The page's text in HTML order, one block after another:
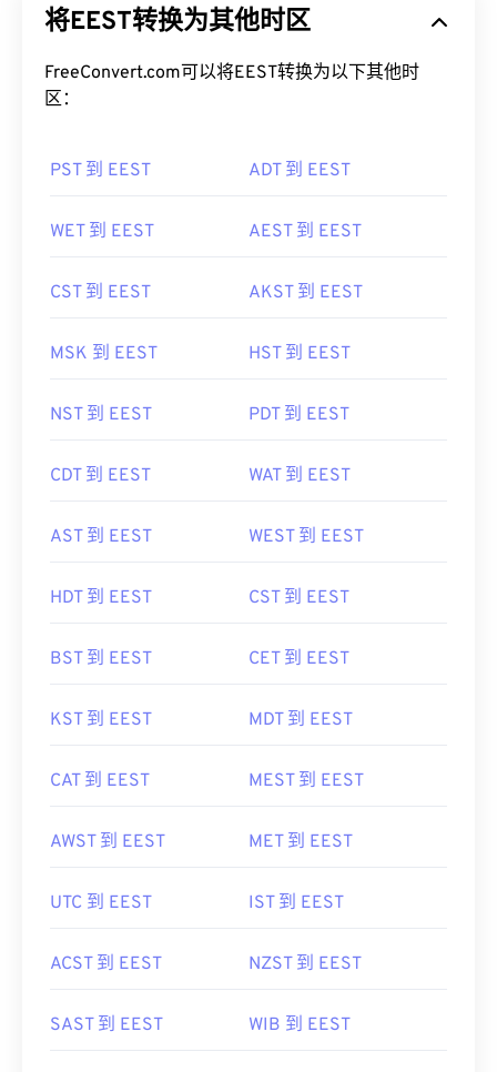
将EEST转换为其他时区
FreeConvert.com可以将EEST转换为以下其他时
区：
PST 到 EEST ADT 到 EEST
WET 到 EEST AEST 到 EEST
CST 到 EEST AKST 到 EEST
MSK 到 EEST HST 到 EEST
NST 到 EEST PDT 到 EEST
CDT 到 EEST WAT 到 EEST
AST 到 EEST WEST 到 EEST
HDT 到 EEST CST 到 EEST
BST 到 EEST CET 到 EEST
KST 到 EEST MDT 到 EEST
CAT 到 EEST MEST 到 EEST
AWST 到 EEST MET 到 EEST
UTC 到 EEST IST 到 EEST
ACST 到 EEST NZST 到 EEST
SAST 到 EEST WIB 到 EEST